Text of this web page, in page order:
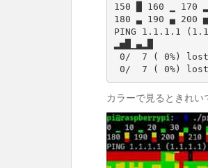
150 █ 160 ▁ 170 ▂
180 ▃ 190 ▄ 200
PING 1.1.1.1
▂▅█▁▄▂█
0/  7 ( 0%)
カラーで見るときれい